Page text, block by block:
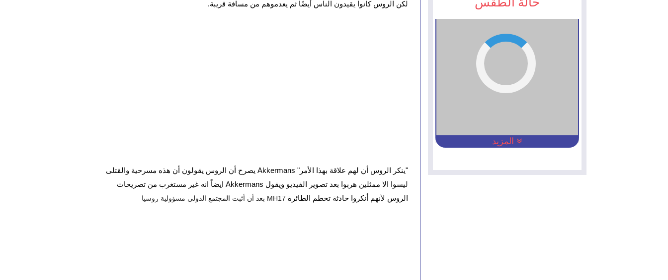
المزيد
لكن الروس كانوا يقيدون الناس أيضًا ثم يعدموهم من مسافة قريبة.
الروس لأنهم أنكروا حادثة تحطم الطائرة MH17 بعد أن أثبت المجتمع الدولي مسؤولية روسيا